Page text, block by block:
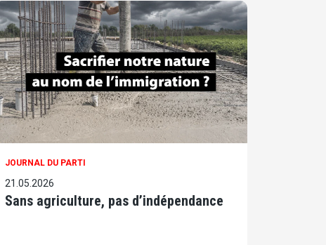
JOURNAL DU PARTI
21.05.2026
Sans agriculture, pas d’indépendance